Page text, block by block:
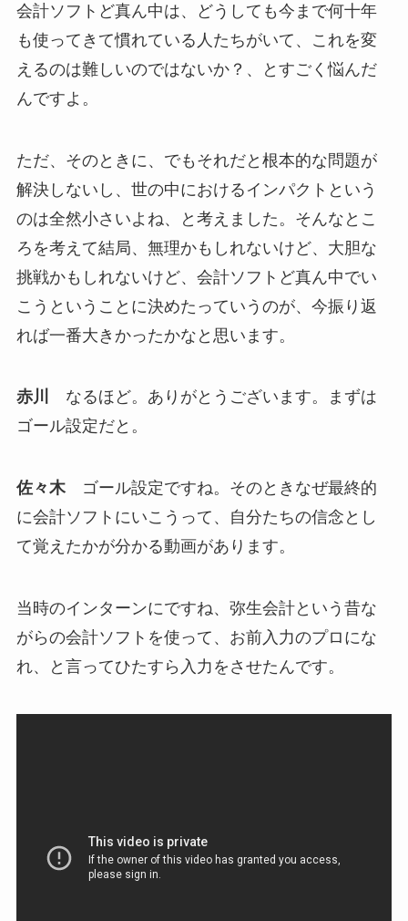
会計ソフトど真ん中は、どうしても今まで何十年
も使ってきて慣れている人たちがいて、これを変
えるのは難しいのではないか？、とすごく悩んだ
んですよ。
ただ、そのときに、でもそれだと根本的な問題が
解決しないし、世の中におけるインパクトという
のは全然小さいよね、と考えました。そんなとこ
ろを考えて結局、無理かもしれないけど、大胆な
挑戦かもしれないけど、会計ソフトど真ん中でい
こうということに決めたっていうのが、今振り返
れば一番大きかったかなと思います。
赤川
なるほど。ありがとうございます。まずは
ゴール設定だと。
佐々木ゴール設定ですね。そのときなぜ最終的
に会計ソフトにいこうって、自分たちの信念とし
て覚えたかが分かる動画があります。
当時のインターンにですね、弥生会計という昔な
がらの会計ソフトを使って、お前入力のプロにな
れ、と言ってひたすら入力をさせたんです。